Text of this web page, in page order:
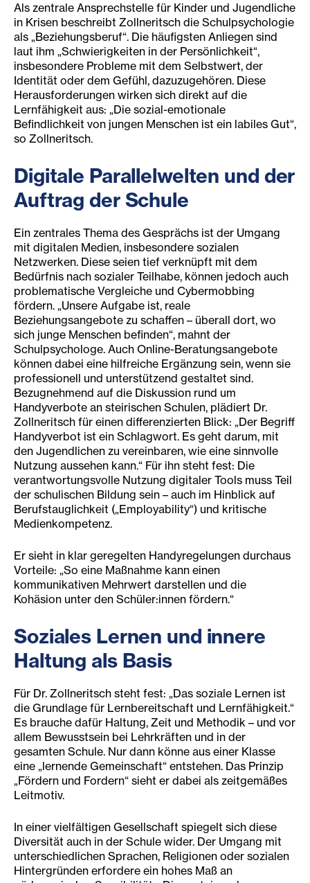
Als zentrale Ansprechstelle für Kinder und Jugendliche
in Krisen beschreibt Zollneritsch die Schulpsychologie
als „Beziehungsberuf“. Die häufigsten Anliegen sind
laut ihm „Schwierigkeiten in der Persönlichkeit“,
insbesondere Probleme mit dem Selbstwert, der
Identität oder dem Gefühl, dazuzugehören. Diese
Herausforderungen wirken sich direkt auf die
Lernfähigkeit aus: „Die sozial-emotionale
Befindlichkeit von jungen Menschen ist ein labiles Gut“,
so Zollneritsch.
Digitale Parallelwelten und der
Auftrag der Schule
Ein zentrales Thema des Gesprächs ist der Umgang
mit digitalen Medien, insbesondere sozialen
Netzwerken. Diese seien tief verknüpft mit dem
Bedürfnis nach sozialer Teilhabe, können jedoch auch
problematische Vergleiche und Cybermobbing
fördern. „Unsere Aufgabe ist, reale
Beziehungsangebote zu schaffen – überall dort, wo
sich junge Menschen befinden“, mahnt der
Schulpsychologe. Auch Online-Beratungsangebote
können dabei eine hilfreiche Ergänzung sein, wenn sie
professionell und unterstützend gestaltet sind.
Bezugnehmend auf die Diskussion rund um
Handyverbote an steirischen Schulen, plädiert Dr.
Zollneritsch für einen differenzierten Blick: „Der Begriff
Handyverbot ist ein Schlagwort. Es geht darum, mit
den Jugendlichen zu vereinbaren, wie eine sinnvolle
Nutzung aussehen kann.“ Für ihn steht fest: Die
verantwortungsvolle Nutzung digitaler Tools muss Teil
der schulischen Bildung sein – auch im Hinblick auf
Berufstauglichkeit („Employability“) und kritische
Medienkompetenz.
Er sieht in klar geregelten Handyregelungen durchaus
Vorteile: „So eine Maßnahme kann einen
kommunikativen Mehrwert darstellen und die
Kohäsion unter den Schüler:innen fördern.“
Soziales Lernen und innere
Haltung als Basis
Für Dr. Zollneritsch steht fest: „Das soziale Lernen ist
die Grundlage für Lernbereitschaft und Lernfähigkeit.“
Es brauche dafür Haltung, Zeit und Methodik – und vor
allem Bewusstsein bei Lehrkräften und in der
gesamten Schule. Nur dann könne aus einer Klasse
eine „lernende Gemeinschaft“ entstehen. Das Prinzip
„Fördern und Fordern“ sieht er dabei als zeitgemäßes
Leitmotiv.
In einer vielfältigen Gesellschaft spiegelt sich diese
Diversität auch in der Schule wider. Der Umgang mit
unterschiedlichen Sprachen, Religionen oder sozialen
Hintergründen erfordere ein hohes Maß an